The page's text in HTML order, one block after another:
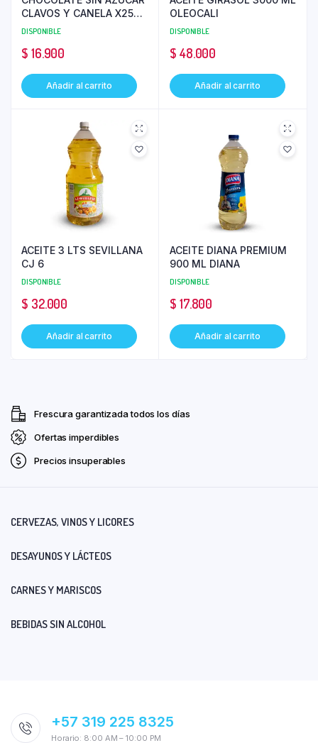
CLAVOS Y CANELA X250
GR TESALIA
DISPONIBLE
$ 16.900
Añadir al carrito
OLEOCALI
DISPONIBLE
$ 48.000
Añadir al carrito
ACEITE 3 LTS SEVILLANA
CJ 6
DISPONIBLE
$ 32.000
Añadir al carrito
ACEITE DIANA PREMIUM
900 ML DIANA
DISPONIBLE
$ 17.800
Añadir al carrito
Frescura garantizada todos los días
Ofertas imperdibles
Precios insuperables
CERVEZAS, VINOS Y LICORES
DESAYUNOS Y LÁCTEOS
CARNES Y MARISCOS
BEBIDAS SIN ALCOHOL
+57 319 225 8325
Horario: 8:00 AM – 10:00 PM